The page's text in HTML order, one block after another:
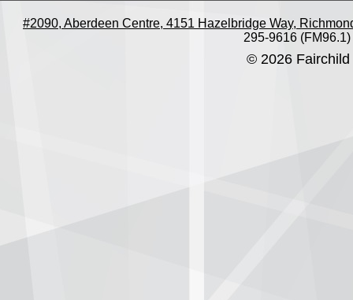
#2090, Aberdeen Centre, 4151 Hazelbridge Way,
295-9616 (FM96.1)
© 2026 Fairchild